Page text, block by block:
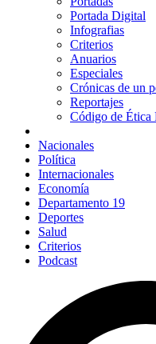
Portada Digital
Infografias
Criterios
Anuarios
Especiales
Crónicas de un
Reportajes
Código de Ética
Nacionales
Política
Internacionales
Economía
Departamento 19
Deportes
Salud
Criterios
Podcast